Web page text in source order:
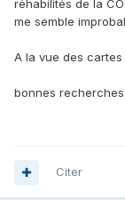
réhabilités de la
me semble
A la vue des
bonnes
Citer